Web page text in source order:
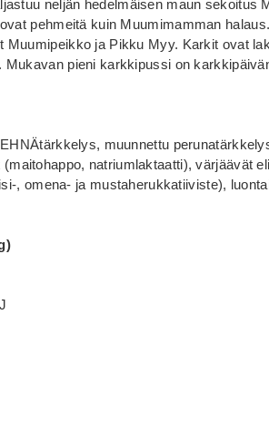
neljän hedelmäisen maun sekoitus
pehmeitä kuin Muumimamman
Muumipeikko ja Pikku Myy. Karkit ovat
Mukavan pieni karkkipussi on
muunnettu
(maitohappo, natriumlaktaatti), värjäävät
, omena- ja mustaherukkatiiviste),